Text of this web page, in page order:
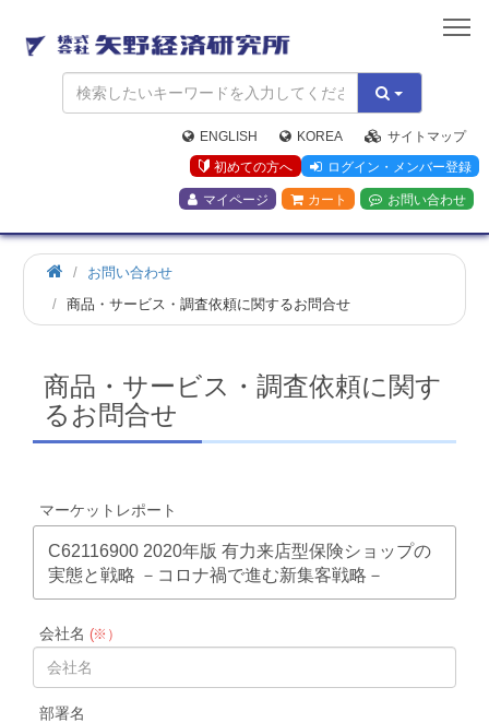
矢
野
経
済
研
究
所
ENGLISH KOREA
サイトマップ
初めての方へ
ログイン・メンバー登録
マイページ カート お問い合わせ
お問い合わせ
商品・サービス・調査依頼に関するお問合せ
商品・サービス・調査依頼に関す
るお問合せ
マーケットレポート
C62116900 2020年版 有力来店型保険ショップの
実態と戦略 －コロナ禍で進む新集客戦略－
会社名 (※）
部署名